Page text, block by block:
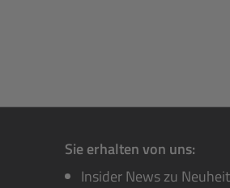
Sie erhalten von uns:
Insider News zu